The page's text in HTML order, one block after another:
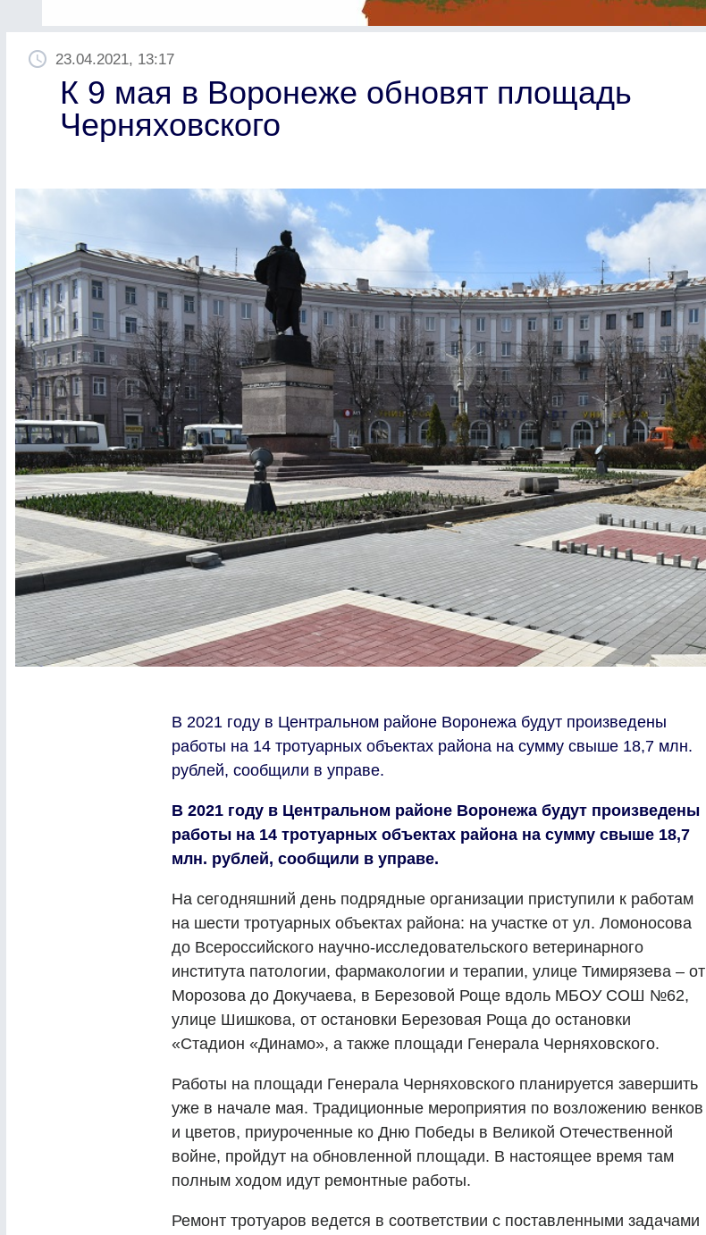
23.04.2021, 13:17
К 9 мая в Воронеже обновят площадь
Черняховского
В 2021 году в Центральном районе Воронежа будут произведены
работы на 14 тротуарных объектах района на сумму свыше 18,7 млн.
рублей, сообщили в управе.
В 2021 году в Центральном районе Воронежа будут произведены
работы на 14 тротуарных объектах района на сумму свыше 18,7
млн. рублей, сообщили в управе.
На сегодняшний день подрядные организации приступили к работам
на шести тротуарных объектах района: на участке от ул. Ломоносова
до Всероссийского научно-исследовательского ветеринарного
института патологии, фармакологии и терапии, улице Тимирязева – от
Морозова до Докучаева, в Березовой Роще вдоль МБОУ СОШ №62,
улице Шишкова, от остановки Березовая Роща до остановки
«Стадион «Динамо», а также площади Генерала Черняховского.
Работы на площади Генерала Черняховского планируется завершить
уже в начале мая. Традиционные мероприятия по возложению венков
и цветов, приуроченные ко Дню Победы в Великой Отечественной
войне, пройдут на обновленной площади. В настоящее время там
полным ходом идут ремонтные работы.
Ремонт тротуаров ведется в соответствии с поставленными задачами